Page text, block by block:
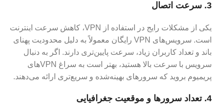
3. سرعت اتصال
یکی از مشکلات رایج در استفاده از VPN، کاهش سرعت اینترنت
است. سرویس‌های VPN رایگان معمولاً به دلیل محدودیت پهنای
باند و تعداد کاربران زیاد، سرعت پایین‌تری دارند. اگر به دنبال
سرویس با سرعت بالا هستید، بهتر است به سراغ VPN‌های
پریمیوم بروید که سرورهای بهینه‌شده و سریع‌تری ارائه می‌دهند.
4. تعداد سرورها و موقعیت جغرافیایی